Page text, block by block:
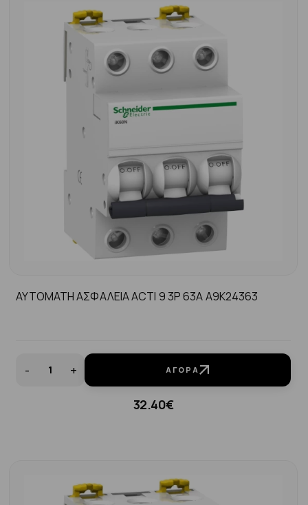
ΑΥΤΟΜΑΤΗ ΑΣΦΑΛΕΙΑ ACTI 9 3P 63A A9K24363
- + ΑΓΟΡΆ
32.40€